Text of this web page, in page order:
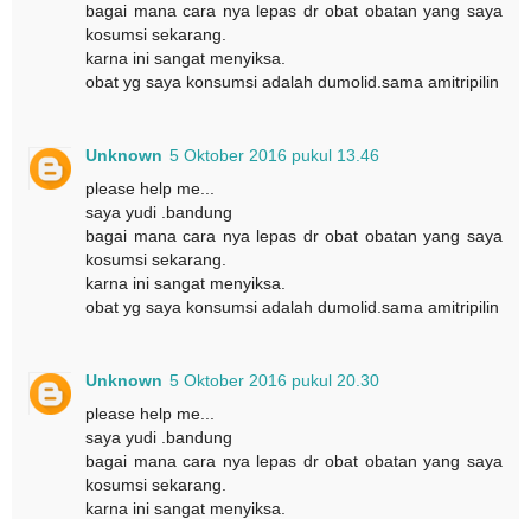
bagai mana cara nya lepas dr obat obatan yang saya
kosumsi sekarang.
karna ini sangat menyiksa.
obat yg saya konsumsi adalah dumolid.sama amitripilin
Unknown 5 Oktober 2016 pukul 13.46
please help me...
saya yudi .bandung
bagai mana cara nya lepas dr obat obatan yang saya
kosumsi sekarang.
karna ini sangat menyiksa.
obat yg saya konsumsi adalah dumolid.sama amitripilin
Unknown 5 Oktober 2016 pukul 20.30
please help me...
saya yudi .bandung
bagai mana cara nya lepas dr obat obatan yang saya
kosumsi sekarang.
karna ini sangat menyiksa.